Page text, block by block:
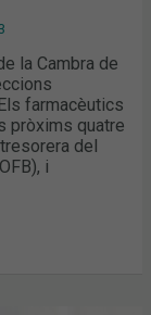
la Cambra de
farmacèutics
pròxims quatre
del
i